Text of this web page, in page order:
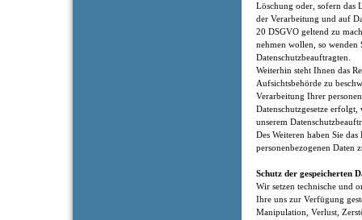
Löschung oder, sofern das
der Verarbeitung und auf
20 DSGVO geltend zu
nehmen wollen, so wenden
Datenschutzbeauftragten.
Weiterhin steht Ihnen das
Aufsichtsbehörde zu
Verarbeitung Ihrer
Datenschutzgesetze
unserem
Des Weiteren haben Sie
personenbezogenen Daten
Schutz der gespeicherten
Wir setzen technische und
Ihre uns zur Verfügung
Manipulation, Verlust,